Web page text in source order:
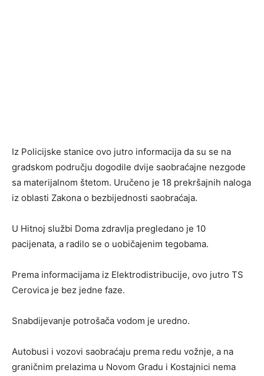
Iz Policijske stanice ovo jutro informacija da su se na
gradskom području dogodile dvije saobraćajne nezgode
sa materijalnom štetom. Uručeno je 18 prekršajnih naloga
iz oblasti Zakona o bezbijednosti saobraćaja.
U Hitnoj službi Doma zdravlja pregledano je 10
pacijenata, a radilo se o uobičajenim tegobama.
Prema informacijama iz Elektrodistribucije, ovo jutro TS
Cerovica je bez jedne faze.
Snabdijevanje potrošača vodom je uredno.
Autobusi i vozovi saobraćaju prema redu vožnje, a na
graničnim prelazima u Novom Gradu i Kostajnici nema